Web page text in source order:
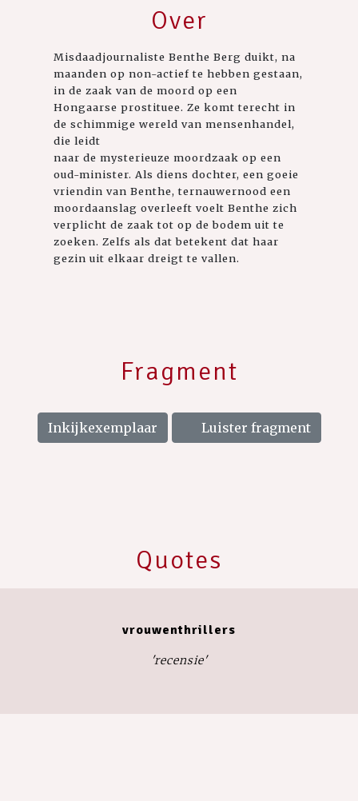
Over
Misdaadjournaliste Benthe Berg duikt, na
maanden op non-actief te hebben gestaan,
in de zaak van de moord op een
Hongaarse prostituee. Ze komt terecht in
de schimmige wereld van mensenhandel,
die leidt
naar de mysterieuze moordzaak op een
oud-minister. Als diens dochter, een goeie
vriendin van Benthe, ternauwernood een
moordaanslag overleeft voelt Benthe zich
verplicht de zaak tot op de bodem uit te
zoeken. Zelfs als dat betekent dat haar
gezin uit elkaar dreigt te vallen.
Fragment
Inkijkexemplaar Luister fragment
Quotes
vrouwenthrillers
'recensie'